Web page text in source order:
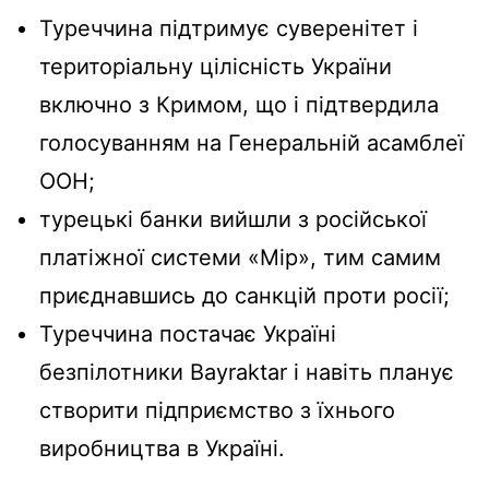
Туреччина підтримує суверенітет і
територіальну цілісність України
включно з Кримом, що і підтвердила
голосуванням на Генеральній асамблеї
ООН;
турецькі банки вийшли з російської
платіжної системи «Мір», тим самим
приєднавшись до санкцій проти росії;
Туреччина постачає Україні
безпілотники Bayraktar і навіть планує
створити підприємство з їхнього
виробництва в Україні.